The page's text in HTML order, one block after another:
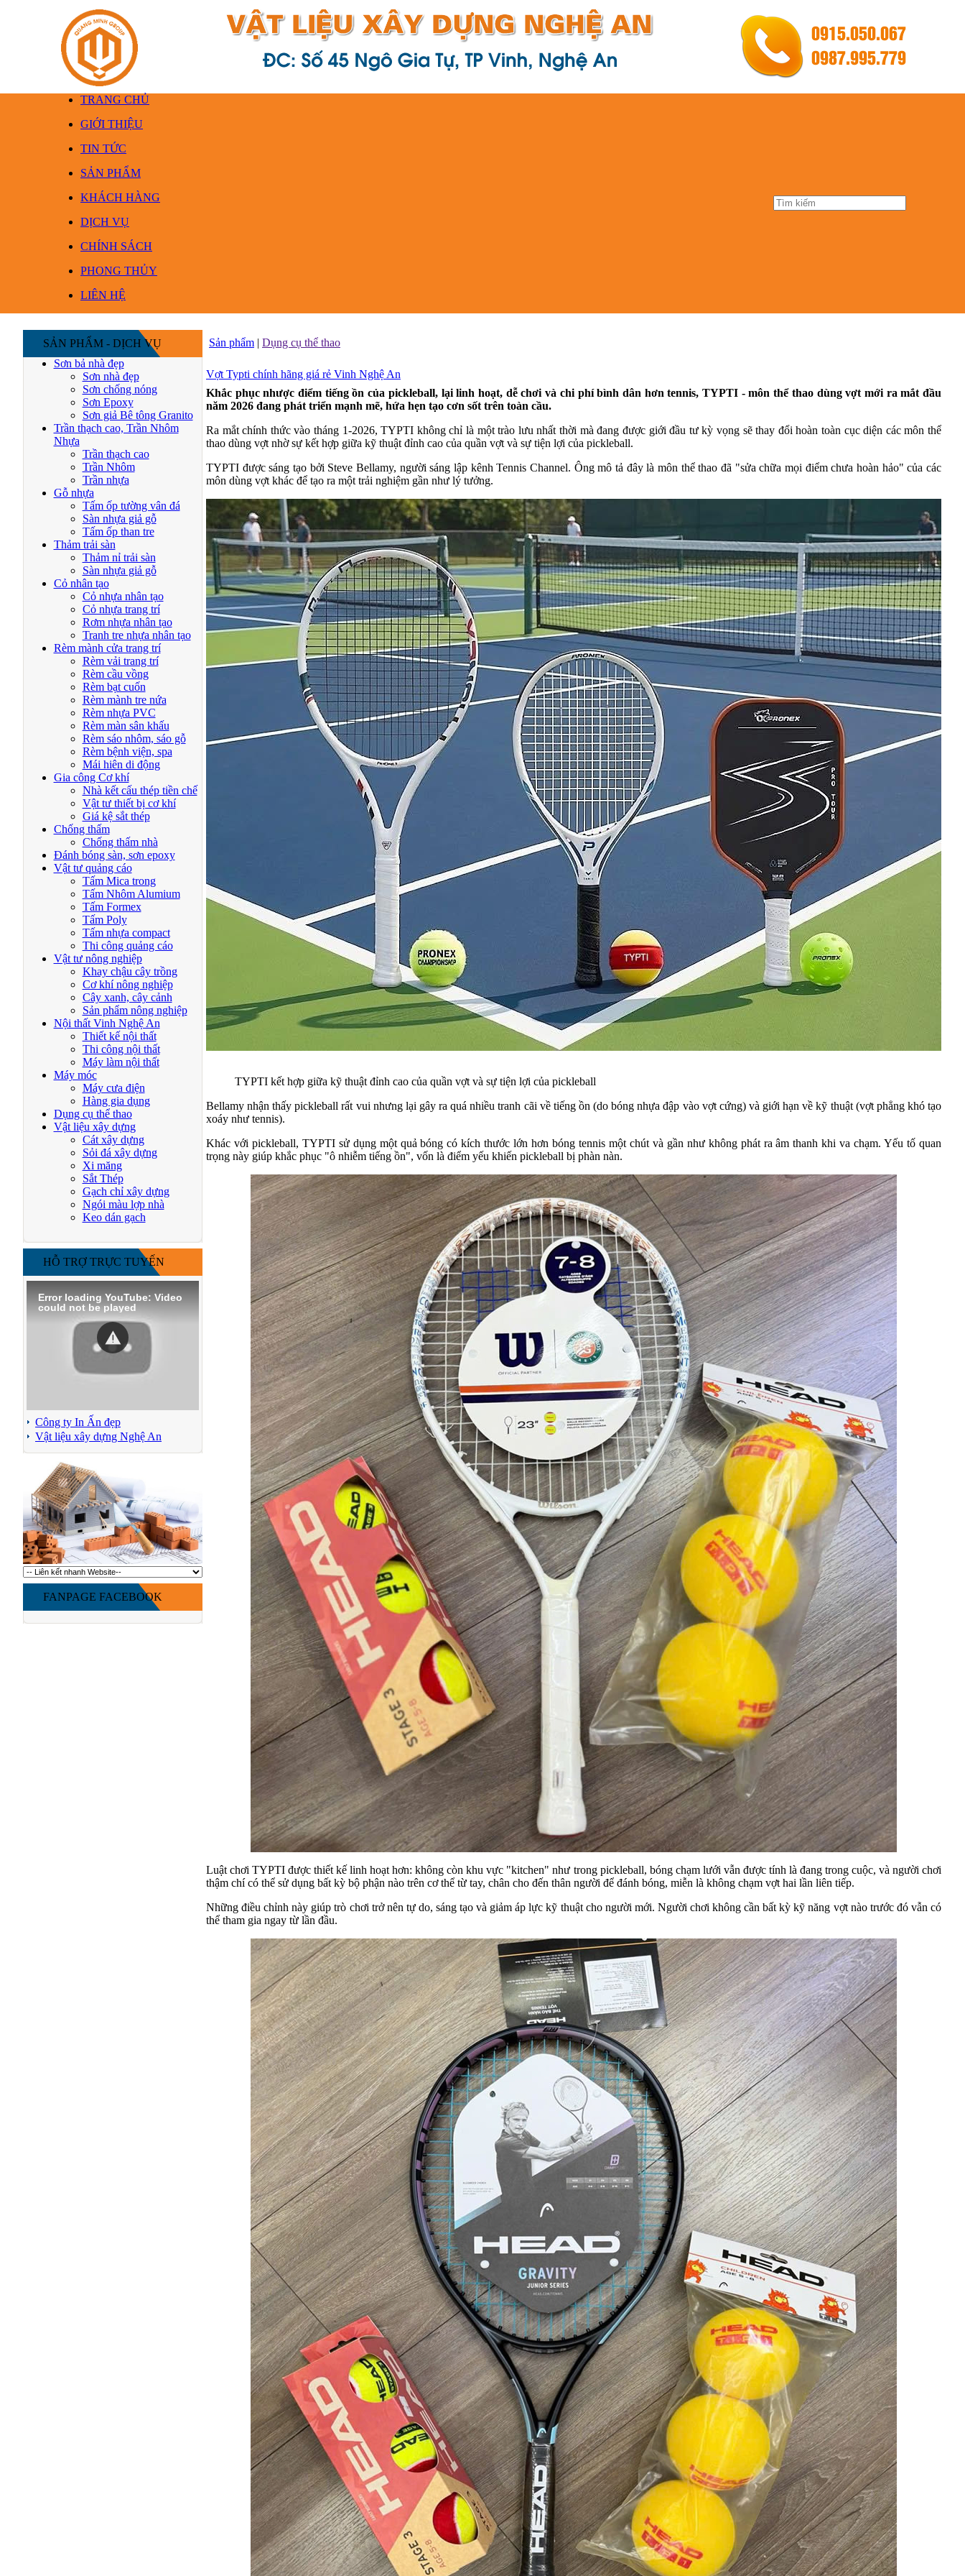
TRANG CHỦ
GIỚI THIỆU
TIN TỨC
SẢN PHẨM
KHÁCH HÀNG
DỊCH VỤ
CHÍNH SÁCH
PHONG THỦY
LIÊN HỆ
SẢN PHẨM - DỊCH VỤ
Sơn bả nhà đẹp
Sơn nhà đẹp
Sơn chống nóng
Sơn Epoxy
Sơn giả Bê tông Granito
Trần thạch cao, Trần Nhôm
Nhựa
Trần thạch cao
Trần Nhôm
Trần nhựa
Gỗ nhựa
Tấm ốp tường vân đá
Sàn nhựa giả gỗ
Tấm ốp than tre
Thảm trải sàn
Thảm nỉ trải sàn
Sàn nhựa giả gỗ
Cỏ nhân tạo
Cỏ nhựa nhân tạo
Cỏ nhựa trang trí
Rơm nhựa nhân tạo
Tranh tre nhựa nhân tạo
Rèm mành cửa trang trí
Rèm vải trang trí
Rèm cầu vồng
Rèm bạt cuốn
Rèm mành tre nứa
Rèm nhựa PVC
Rèm màn sân khấu
Rèm sáo nhôm, sáo gỗ
Rèm bệnh viện, spa
Mái hiên di động
Gia công Cơ khí
Nhà kết cấu thép tiền chế
Vật tư thiết bị cơ khí
Giá kệ sắt thép
Chống thấm
Chống thấm nhà
Đánh bóng sàn, sơn epoxy
Vật tư quảng cáo
Tấm Mica trong
Tấm Nhôm Alumium
Tấm Formex
Tấm Poly
Tấm nhựa compact
Thi công quảng cáo
Vật tư nông nghiệp
Khay chậu cây trồng
Cơ khí nông nghiệp
Cây xanh, cây cảnh
Sản phẩm nông nghiệp
Nội thất Vinh Nghệ An
Thiết kế nội thất
Thi công nội thất
Máy làm nội thất
Máy móc
Máy cưa điện
Hàng gia dụng
Dụng cụ thể thao
Vật liệu xây dựng
Cát xây dựng
Sỏi đá xây dựng
Xi măng
Sắt Thép
Gạch chỉ xây dựng
Ngói màu lợp nhà
Keo dán gạch
HỖ TRỢ TRỰC TUYẾN
Error loading YouTube: Video
could not be played
Công ty In Ấn đẹp
Vật liệu xây dựng Nghệ An
FANPAGE FACEBOOK
Sản phẩm | Dụng cụ thể thao
Vợt Typti chính hãng giá rẻ Vinh Nghệ An
Khắc phục nhược điểm tiếng ồn của pickleball, lại linh hoạt, dễ chơi và chi phí bình dân hơn tennis, TYPTI - môn thể thao dùng vợt mới ra mắt đầu
năm 2026 đang phát triển mạnh mẽ, hứa hẹn tạo cơn sốt trên toàn cầu.
Ra mắt chính thức vào tháng 1-2026, TYPTI không chỉ là một trào lưu nhất thời mà đang được giới đầu tư kỳ vọng sẽ thay đổi hoàn toàn cục diện các môn thể
thao dùng vợt nhờ sự kết hợp giữa kỹ thuật đỉnh cao của quần vợt và sự tiện lợi của pickleball.
TYPTI được sáng tạo bởi Steve Bellamy, người sáng lập kênh Tennis Channel. Ông mô tả đây là môn thể thao đã "sửa chữa mọi điểm chưa hoàn hảo" của các
môn dùng vợt khác để tạo ra một trải nghiệm gần như lý tưởng.
TYPTI kết hợp giữa kỹ thuật đỉnh cao của quần vợt và sự tiện lợi của pickleball
Bellamy nhận thấy pickleball rất vui nhưng lại gây ra quá nhiều tranh cãi về tiếng ồn (do bóng nhựa đập vào vợt cứng) và giới hạn về kỹ thuật (vợt phẳng khó tạo
xoáy như tennis).
Khác với pickleball, TYPTI sử dụng một quả bóng có kích thước lớn hơn bóng tennis một chút và gần như không phát ra âm thanh khi va chạm. Yếu tố quan
trọng này giúp khắc phục "ô nhiễm tiếng ồn", vốn là điểm yếu khiến pickleball bị phàn nàn.
Luật chơi TYPTI được thiết kế linh hoạt hơn: không còn khu vực "kitchen" như trong pickleball, bóng chạm lưới vẫn được tính là đang trong cuộc, và người chơi
thậm chí có thể sử dụng bất kỳ bộ phận nào trên cơ thể từ tay, chân cho đến thân người để đánh bóng, miễn là không chạm vợt hai lần liên tiếp.
Những điều chỉnh này giúp trò chơi trở nên tự do, sáng tạo và giảm áp lực kỹ thuật cho người mới. Người chơi không cần bất kỳ kỹ năng vợt nào trước đó vẫn có
thể tham gia ngay từ lần đầu.